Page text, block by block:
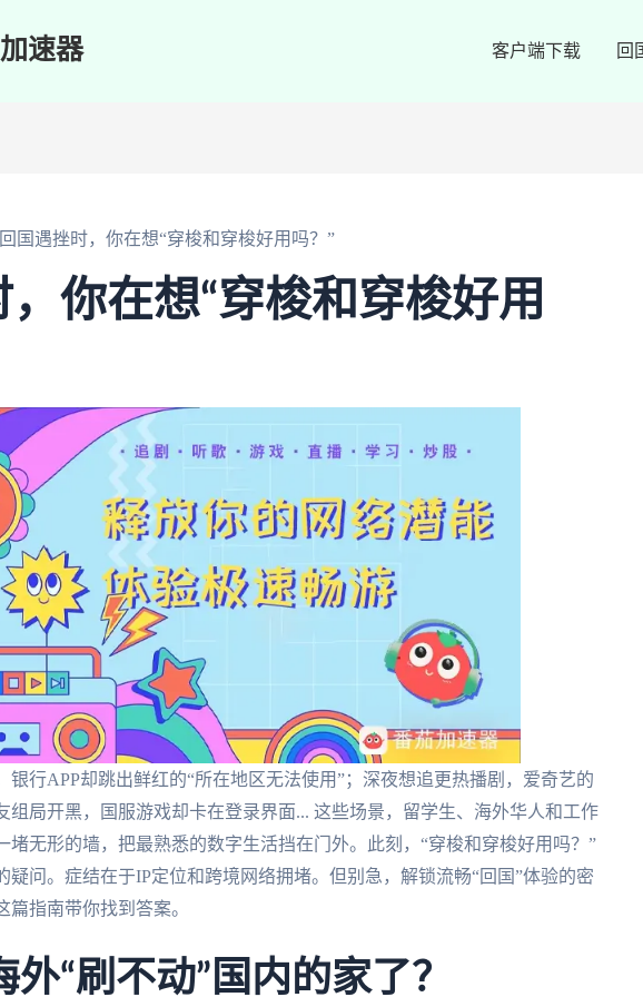
速器 客户端下载 回
回国遇挫时，你在想“穿梭和穿梭好用吗？”
，你在想“穿梭和穿梭好用
银行APP却跳出鲜红的“所在地区无法使用”；深夜想追更热播剧，爱奇艺的
组局开黑，国服游戏却卡在登录界面... 这些场景，留学生、海外华人和工作
堵无形的墙，把最熟悉的数字生活挡在门外。此刻，“穿梭和穿梭好用吗？”
疑问。症结在于IP定位和跨境网络拥堵。但别急，解锁流畅“回国”体验的密
指南带你找到答案。
“刷不动”国内的家了？